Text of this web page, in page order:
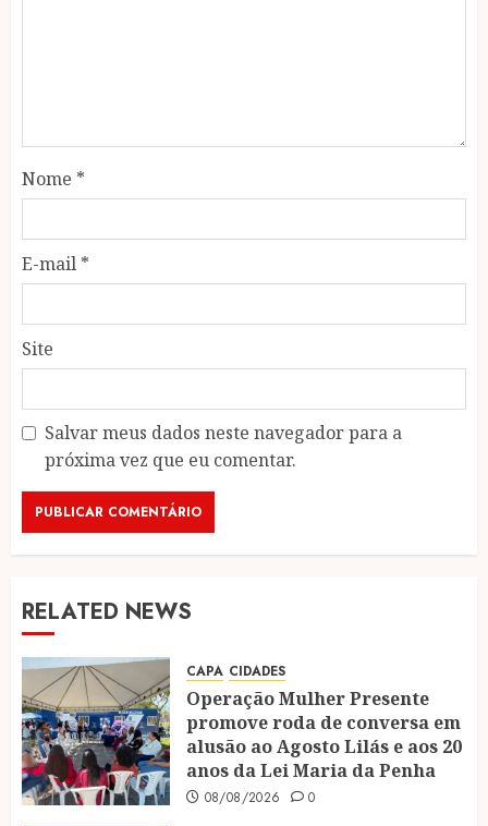
Nome *
E-mail *
Site
Salvar meus dados neste navegador para a
próxima vez que eu comentar.
RELATED NEWS
CAPA CIDADES
Operação Mulher Presente
promove roda de conversa em
alusão ao Agosto Lilás e aos 20
anos da Lei Maria da Penha
08/08/2026 0